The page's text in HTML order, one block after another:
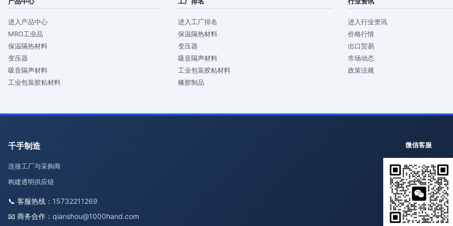
进入产品中心
MRO工业品
保温隔热材料
变压器
吸音隔声材料
工业包装胶粘材料
进入工厂排名
保温隔热材料
变压器
吸音隔声材料
工业包装胶粘材料
橡胶制品
进入行业资讯
价格行情
出口贸易
市场动态
政策法规
千手制造
连接工厂与采购商
构建透明供应链
📞 客服热线： 15732211269
📧 商务合作： qianshou@1000hand.com
微信客服